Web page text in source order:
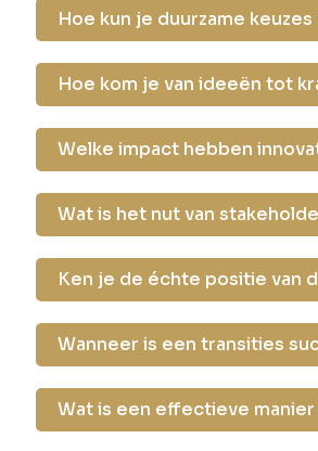
Hoe kun je duurzame keuzes
Hoe kom je van ideeën tot
Welke impact hebben
Wat is het nut van
Ken je de échte positie van
Wanneer is een transities
Wat is een effectieve